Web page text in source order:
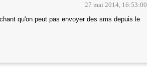
27 mai 2014, 16:53:00
qu'on peut pas envoyer des sms depuis le